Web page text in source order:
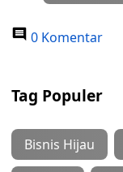
0 Komentar
Tag Populer
Bisnis Hijau